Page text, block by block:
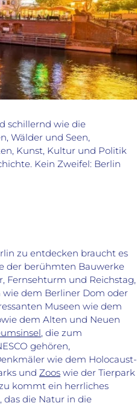
schillernd wie die
Wälder und Seen,
Kunst, Kultur und Politik
Kein Zweifel: Berlin
zu entdecken braucht es
der berühmten Bauwerke
Fernsehturm und Reichstag,
dem Berliner Dom oder
Museen wie dem
dem Alten und Neuen
, die zum
gehören,
wie dem Holocaust-
und Zoos wie der Tierpark
kommt ein herrliches
das die Natur in die